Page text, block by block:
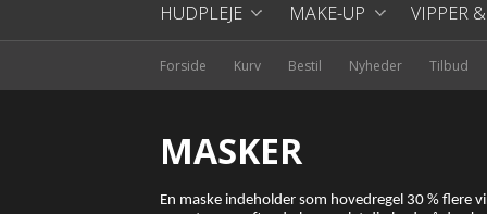
HUDPLEJE
HUDTYPER -ALLE HUDTYPER
-KOMBINERET HUD
LOTION / SKIN TONIC
BRANDS VIDA CARE
MAKE-UP
BRANDS JANE
VIPPER
Forside Kurv Bestil Nyheder Tilbud
MASKER
En maske indeholder som hovedregel 30 % flere